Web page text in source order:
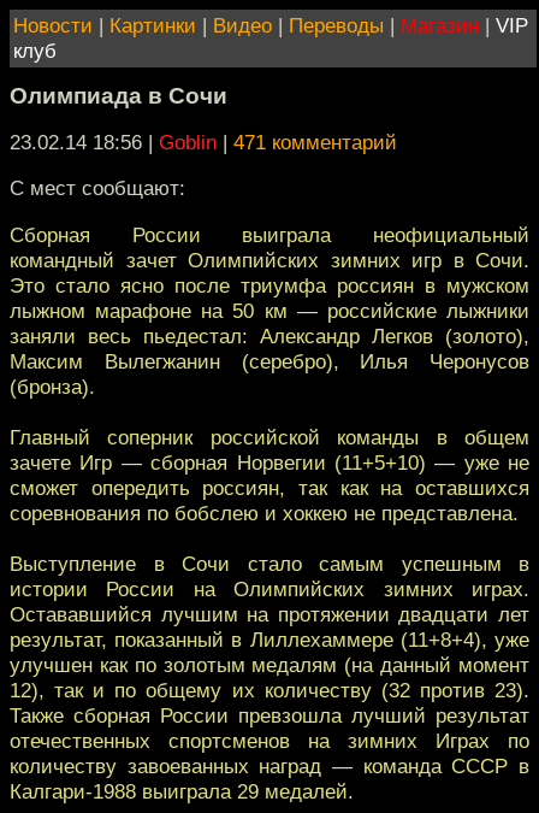
Новости | Картинки | Видео | Переводы | Магазин | VIP
клуб
Олимпиада в Сочи
23.02.14 18:56 | Goblin | 471 комментарий
С мест сообщают:
Сборная России выиграла неофициальный
командный зачет Олимпийских зимних игр в Сочи.
Это стало ясно после триумфа россиян в мужском
лыжном марафоне на 50 км — российские лыжники
заняли весь пьедестал: Александр Легков (золото),
Максим Вылегжанин (серебро), Илья Черонусов
(бронза).
Главный соперник российской команды в общем
зачете Игр — сборная Норвегии (11+5+10) — уже не
сможет опередить россиян, так как на оставшихся
соревнования по бобслею и хоккею не представлена.
Выступление в Сочи стало самым успешным в
истории России на Олимпийских зимних играх.
Остававшийся лучшим на протяжении двадцати лет
результат, показанный в Лиллехаммере (11+8+4), уже
улучшен как по золотым медалям (на данный момент
12), так и по общему их количеству (32 против 23).
Также сборная России превзошла лучший результат
отечественных спортсменов на зимних Играх по
количеству завоеванных наград — команда СССР в
Калгари-1988 выиграла 29 медалей.